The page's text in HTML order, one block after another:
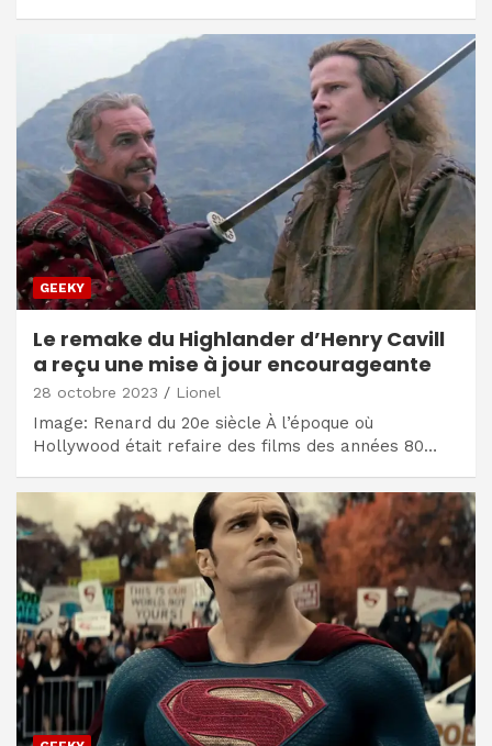
GEEKY
Le remake du Highlander d’Henry Cavill
a reçu une mise à jour encourageante
28 octobre 2023 Lionel
Image: Renard du 20e siècle À l’époque où
Hollywood était refaire des films des années 80…